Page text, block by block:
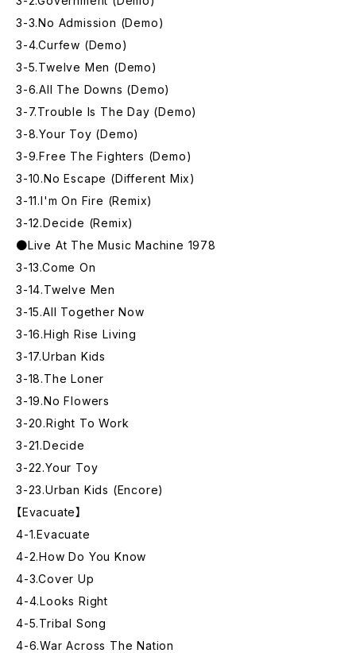
3-3.No Admission (Demo)
3-4.Curfew (Demo)
3-5.Twelve Men (Demo)
3-6.All The Downs (Demo)
3-7.Trouble Is The Day (Demo)
3-8.Your Toy (Demo)
3-9.Free The Fighters (Demo)
3-10.No Escape (Different Mix)
3-11.I'm On Fire (Remix)
3-12.Decide (Remix)
●Live At The Music Machine 1978
3-13.Come On
3-14.Twelve Men
3-15.All Together Now
3-16.High Rise Living
3-17.Urban Kids
3-18.The Loner
3-19.No Flowers
3-20.Right To Work
3-21.Decide
3-22.Your Toy
3-23.Urban Kids (Encore)
【Evacuate】
4-1.Evacuate
4-2.How Do You Know
4-3.Cover Up
4-4.Looks Right
4-5.Tribal Song
4-6.War Across The Nation